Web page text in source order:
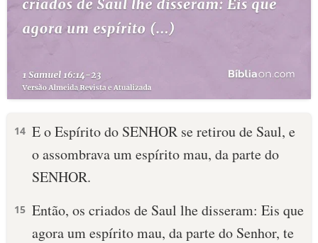
14 E o Espírito do SENHOR se retirou de Saul, e
o assombrava um espírito mau, da parte do
SENHOR.
15 Então, os criados de Saul lhe disseram: Eis que
agora um espírito mau, da parte do Senhor, te